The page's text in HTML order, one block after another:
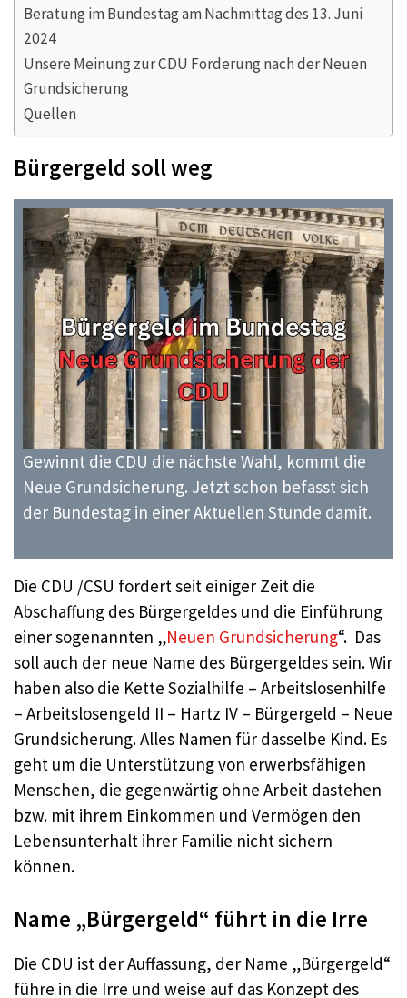
Beratung im Bundestag am Nachmittag des 13. Juni
2024
Unsere Meinung zur CDU Forderung nach der Neuen
Grundsicherung
Quellen
Bürgergeld soll weg
Gewinnt die CDU die nächste Wahl, kommt die
Neue Grundsicherung. Jetzt schon befasst sich
der Bundestag in einer Aktuellen Stunde damit.
Die CDU /CSU fordert seit einiger Zeit die
Abschaffung des Bürgergeldes und die Einführung
einer sogenannten „Neuen Grundsicherung“. Das
soll auch der neue Name des Bürgergeldes sein. Wir
haben also die Kette Sozialhilfe – Arbeitslosenhilfe
– Arbeitslosengeld II – Hartz IV – Bürgergeld – Neue
Grundsicherung. Alles Namen für dasselbe Kind. Es
geht um die Unterstützung von erwerbsfähigen
Menschen, die gegenwärtig ohne Arbeit dastehen
bzw. mit ihrem Einkommen und Vermögen den
Lebensunterhalt ihrer Familie nicht sichern
können.
Name „Bürgergeld“ führt in die Irre
Die CDU ist der Auffassung, der Name „Bürgergeld“
führe in die Irre und weise auf das Konzept des